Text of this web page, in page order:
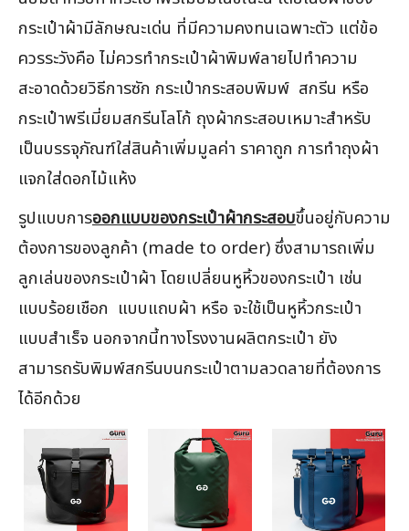
กระเป๋าผ้ามีลักษณะเด่น ที่มีความคงทนเฉพาะตัว แต่ข้อ
ควรระวังคือ ไม่ควรทำกระเป๋าผ้าพิมพ์ลายไปทำความ
สะอาดด้วยวิธีการซัก กระเป๋ากระสอบพิมพ์ สกรีน หรือ
กระเป๋าพรีเมี่ยมสกรีนโลโก้ ถุงผ้ากระสอบเหมาะสำหรับ
เป็นบรรจุภัณฑ์ใส่สินค้าเพิ่มมูลค่า ราคาถูก การทำถุงผ้า
แจกใส่ดอกไม้แห้ง
รูปแบบการออกแบบของกระเป๋าผ้ากระสอบขึ้นอยู่กับความ
ต้องการของลูกค้า (made to order) ซึ่งสามารถเพิ่ม
ลูกเล่นของกระเป๋าผ้า โดยเปลี่ยนหูหิ้วของกระเป๋า เช่น
แบบร้อยเชือก แบบแถบผ้า หรือ จะใช้เป็นหูหิ้วกระเป๋า
แบบสำเร็จ นอกจากนี้ทางโรงงานผลิตกระเป๋า ยัง
สามารถรับพิมพ์สกรีนบนกระเป๋าตามลวดลายที่ต้องการ
ได้อีกด้วย